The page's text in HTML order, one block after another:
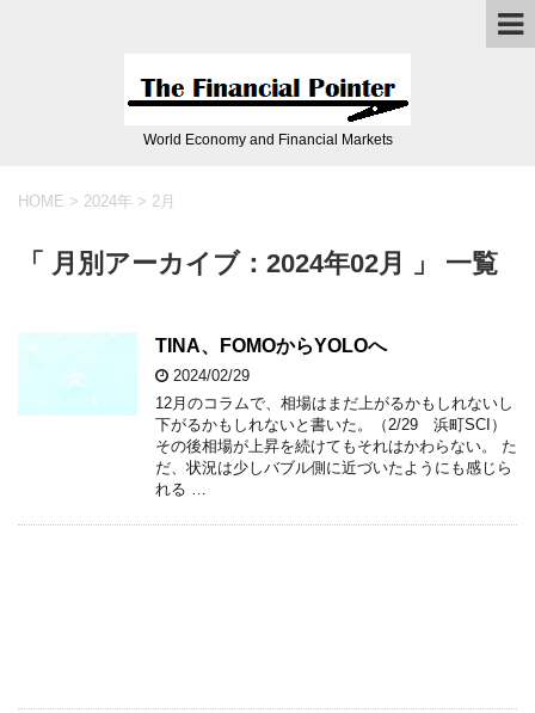
World Economy and Financial Markets
HOME > 2024年 > 2月
「 月別アーカイブ：2024年02月 」 一覧
TINA、FOMOからYOLOへ
2024/02/29
12月のコラムで、相場はまだ上がるかもしれないし
下がるかもしれないと書いた。（2/29 浜町SCI）
その後相場が上昇を続けてもそれはかわらない。 た
だ、状況は少しバブル側に近づいたようにも感じら
れる …